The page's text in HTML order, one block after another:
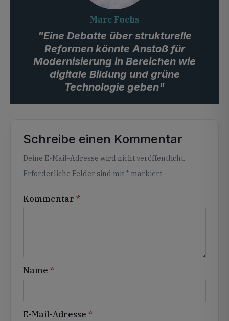
Marc Fuchs
"Eine Debatte über strukturelle
Reformen könnte Anstoß für
Modernisierung in Bereichen wie
digitale Bildung und grüne
Technologie geben"
Schreibe einen Kommentar
Deine E-Mail-Adresse wird nicht veröffentlicht.
Erforderliche Felder sind mit * markiert
Kommentar *
Name *
E-Mail-Adresse *
Alternative: